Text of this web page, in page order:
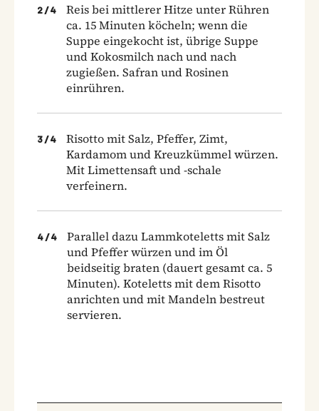
2 /4
Reis bei mittlerer Hitze unter Rühren
ca. 15 Minuten köcheln; wenn die
Suppe eingekocht ist, übrige Suppe
und Kokosmilch nach und nach
zugießen. Safran und Rosinen
einrühren.
3 /4
Risotto mit Salz, Pfeffer, Zimt,
Kardamom und Kreuzkümmel würzen.
Mit Limettensaft und -schale
verfeinern.
4 /4
Parallel dazu Lammkoteletts mit Salz
und Pfeffer würzen und im Öl
beidseitig braten (dauert gesamt ca. 5
Minuten). Koteletts mit dem Risotto
anrichten und mit Mandeln bestreut
servieren.